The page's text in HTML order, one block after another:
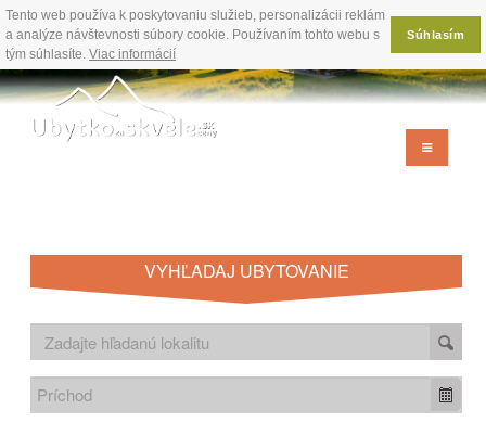
Tento web používa k poskytovaniu služieb, personalizácii reklám
a analýze návštevnosti súbory cookie. Používaním tohto webu s
tým súhlasíte. Viac informácií
Súhlasím
VYHĽADAJ UBYTOVANIE